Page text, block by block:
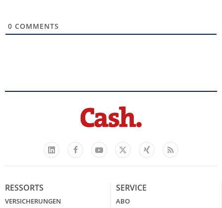
0 COMMENTS
LinkedIn
FacebookYouTube
X
Xing Feed
RESSORTS
VERSICHERUNGEN
SERVICE
ABO